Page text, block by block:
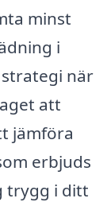
minst
i
när
att
jämföra
erbjuds
trygg i ditt